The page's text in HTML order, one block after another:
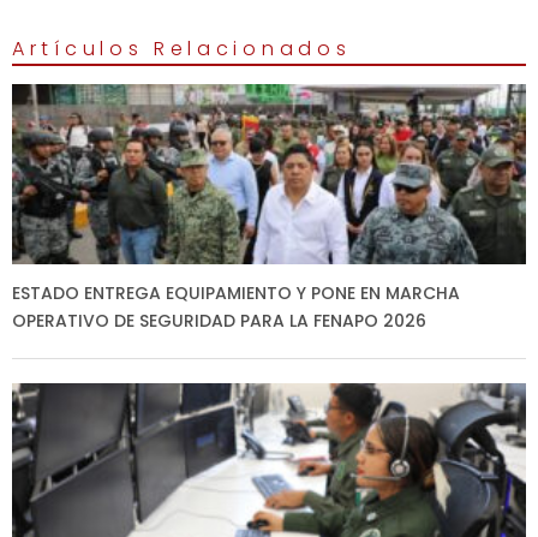
Artículos Relacionados
ESTADO ENTREGA EQUIPAMIENTO Y PONE EN MARCHA
OPERATIVO DE SEGURIDAD PARA LA FENAPO 2026